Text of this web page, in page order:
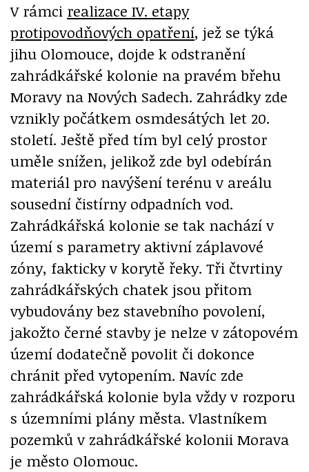
V rámci realizace IV. etapy
protipovodňových opatření, jež se týká
jihu Olomouce, dojde k odstranění
zahrádkářské kolonie na pravém břehu
Moravy na Nových Sadech. Zahrádky zde
vznikly počátkem osmdesátých let 20.
století. Ještě před tím byl celý prostor
uměle snížen, jelikož zde byl odebírán
materiál pro navýšení terénu v areálu
sousední čistírny odpadních vod.
Zahrádkářská kolonie se tak nachází v
území s parametry aktivní záplavové
zóny, fakticky v korytě řeky. Tři čtvrtiny
zahrádkářských chatek jsou přitom
vybudovány bez stavebního povolení,
jakožto černé stavby je nelze v zátopovém
území dodatečně povolit či dokonce
chránit před vytopením. Navíc zde
zahrádkářská kolonie byla vždy v rozporu
s územními plány města. Vlastníkem
pozemků v zahrádkářské kolonii Morava
je město Olomouc.